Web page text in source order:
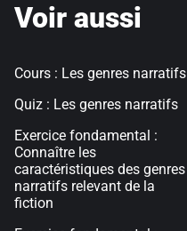
Voir aussi
Cours : Les genres narratifs
Quiz : Les genres narratifs
Exercice fondamental :
Connaître les
caractéristiques des genres
narratifs relevant de la
fiction